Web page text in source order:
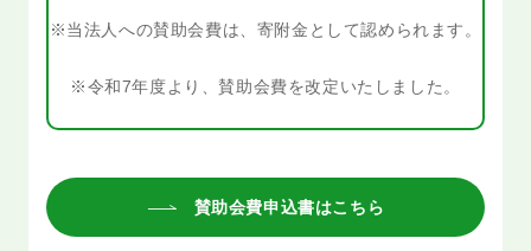
※当法人への賛助会費は、寄附金として認められます。
※令和7年度より、賛助会費を改定いたしました。
賛助会費申込書はこちら